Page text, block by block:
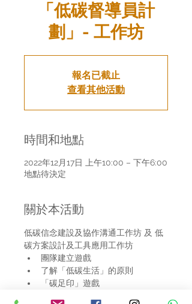
「低碳督導員計
劃」- 工作坊
報名已截止
查看其他活動
時間和地點
2022年12月17日 上午10:00 – 下午6:00
地點待決定
關於本活動
低碳信念建設及協作溝通工作坊 及 低
碳方案設計及工具應用工作坊
團隊建立遊戲
了解「低碳生活」的原則
「碳足印」遊戲